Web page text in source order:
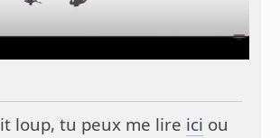
loup, tu peux me lire ici ou